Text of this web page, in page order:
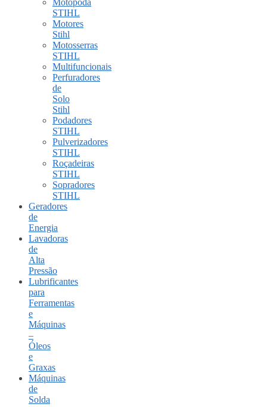
Motopoda
STIHL
Motores
Stihl
Motosserras
STIHL
Multifuncionais
Perfuradores
de
Solo
Stihl
Podadores
STIHL
Pulverizadores
STIHL
Roçadeiras
STIHL
Sopradores
STIHL
Geradores
de
Energia
Lavadoras
de
Alta
Pressão
Lubrificantes
para
Ferramentas
e
Máquinas
–
Óleos
e
Graxas
Máquinas
de
Solda